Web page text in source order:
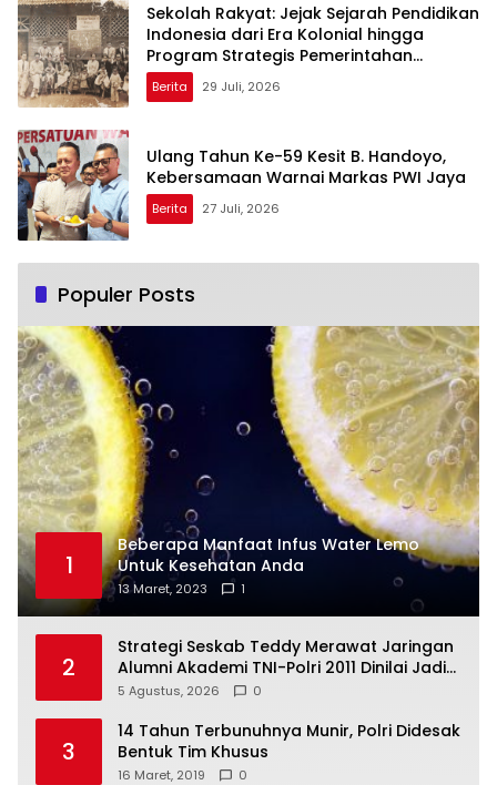
Sekolah Rakyat: Jejak Sejarah Pendidikan
Indonesia dari Era Kolonial hingga
Program Strategis Pemerintahan
Prabowo
Berita 29 Juli, 2026
Ulang Tahun Ke-59 Kesit B. Handoyo,
Kebersamaan Warnai Markas PWI Jaya
Berita 27 Juli, 2026
Populer Posts
1
Beberapa Manfaat Infus Water Lemo
Untuk Kesehatan Anda
13 Maret, 2023 1
2
Strategi Seskab Teddy Merawat Jaringan
Alumni Akademi TNI-Polri 2011 Dinilai Jadi
“Masterclass” Membangun Loyalitas
5 Agustus, 2026 0
3
14 Tahun Terbunuhnya Munir, Polri Didesak
Bentuk Tim Khusus
16 Maret, 2019 0